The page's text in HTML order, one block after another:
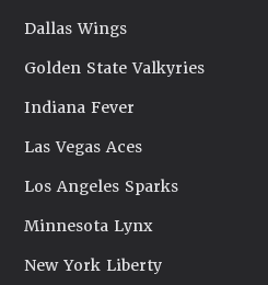
Dallas Wings
Golden State Valkyries
Indiana Fever
Las Vegas Aces
Los Angeles Sparks
Minnesota Lynx
New York Liberty